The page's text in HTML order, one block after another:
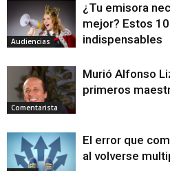
Audiencias
¿Tu emisora
mejor? Estos
indispensables
Comentarista
Murió Alfonso
primeros
El error que
al volverse